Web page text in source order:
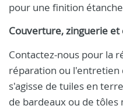
pour une finition
Couverture, zinguerie et
Contactez-nous pour la
réparation ou
s'agisse de tuiles en
de bardeaux ou de